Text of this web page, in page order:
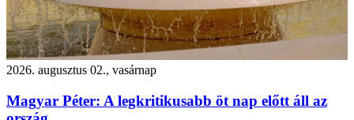
2026. augusztus 02., vasárnap
Magyar Péter: A legkritikusabb öt nap előtt áll az